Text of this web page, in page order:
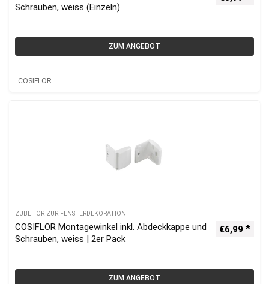
Schrauben, weiss (Einzeln)
ZUM ANGEBOT
COSIFLOR
ZUBEHÖR ZUR FENSTERDEKORATION
COSIFLOR Montagewinkel inkl. Abdeckkappe und
Schrauben, weiss | 2er Pack
€6,99
ZUM ANGEBOT